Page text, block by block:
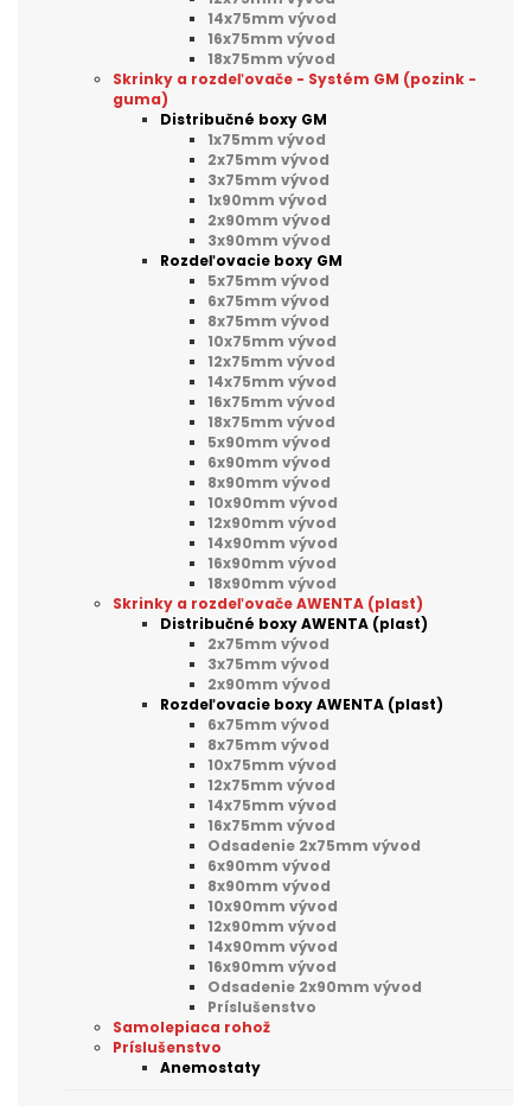
14x75mm vývod
16x75mm vývod
18x75mm vývod
Skrinky a rozdeľovače - Systém GM (pozink -
guma)
Distribučné boxy GM
1x75mm vývod
2x75mm vývod
3x75mm vývod
1x90mm vývod
2x90mm vývod
3x90mm vývod
Rozdeľovacie boxy GM
5x75mm vývod
6x75mm vývod
8x75mm vývod
10x75mm vývod
12x75mm vývod
14x75mm vývod
16x75mm vývod
18x75mm vývod
5x90mm vývod
6x90mm vývod
8x90mm vývod
10x90mm vývod
12x90mm vývod
14x90mm vývod
16x90mm vývod
18x90mm vývod
Skrinky a rozdeľovače AWENTA (plast)
Distribučné boxy AWENTA (plast)
2x75mm vývod
3x75mm vývod
2x90mm vývod
Rozdeľovacie boxy AWENTA (plast)
6x75mm vývod
8x75mm vývod
10x75mm vývod
12x75mm vývod
14x75mm vývod
16x75mm vývod
Odsadenie 2x75mm vývod
6x90mm vývod
8x90mm vývod
10x90mm vývod
12x90mm vývod
14x90mm vývod
16x90mm vývod
Odsadenie 2x90mm vývod
Príslušenstvo
Samolepiaca rohož
Príslušenstvo
Anemostaty